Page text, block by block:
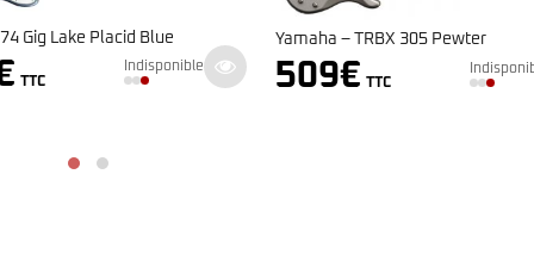
TRBX 305 Pewter
TTC
Indisponible
Yamaha – TRBX 504 Translucent
669€ TTC
En